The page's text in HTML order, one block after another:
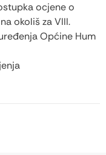
ocjene o
okoliš za VIII.
Općine Hum